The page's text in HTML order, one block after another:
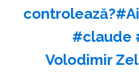
#claude
Volodimir